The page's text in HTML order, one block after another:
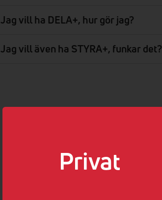
Privat
Jag vill ha DELA+, hur gör jag?
Jag vill även ha STYRA+, funkar det?